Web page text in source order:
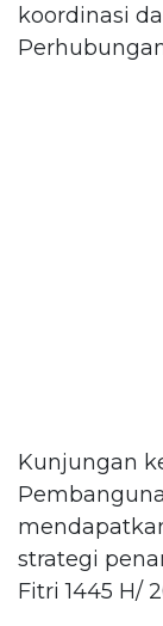
koordinasi
Kunjungan
strategi
Fitri 1445 H/